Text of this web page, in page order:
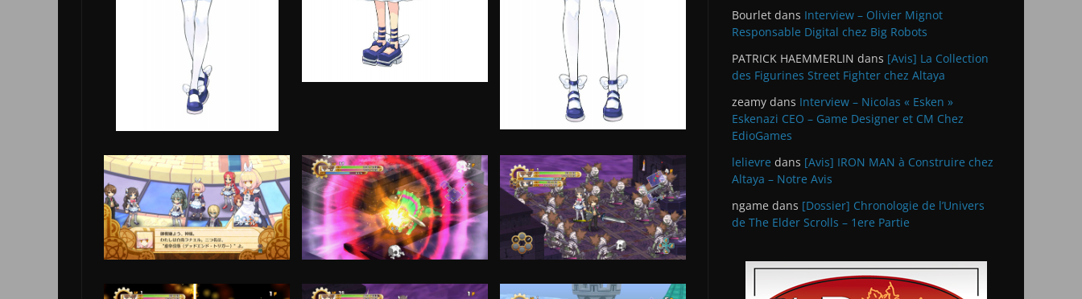
Bourlet dans Interview – Olivier Mignot
Responsable Digital chez Big Robots
PATRICK HAEMMERLIN dans [Avis] La Collection
des Figurines Street Fighter chez Altaya
zeamy dans Interview – Nicolas « Esken »
Eskenazi CEO – Game Designer et CM Chez
EdioGames
lelievre dans [Avis] IRON MAN à Construire chez
Altaya – Notre Avis
ngame dans [Dossier] Chronologie de l’Univers
de The Elder Scrolls – 1ere Partie